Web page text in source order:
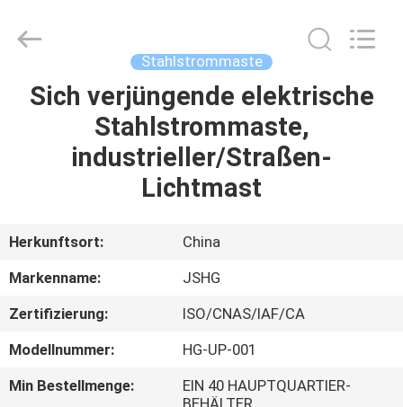
HAUS
PRODUKTE
VR
ÜBER
UNS
co.,ltd.
Reserved.
Stahlstrommaste
Sich verjüngende elektrische
Stahlstrommaste,
industrieller/Straßen-
Lichtmast
Herkunftsort:
China
Markenname:
JSHG
Zertifizierung:
ISO/CNAS/IAF/CA
Modellnummer:
HG-UP-001
Min Bestellmenge:
EIN 40 HAUPTQUARTIER-